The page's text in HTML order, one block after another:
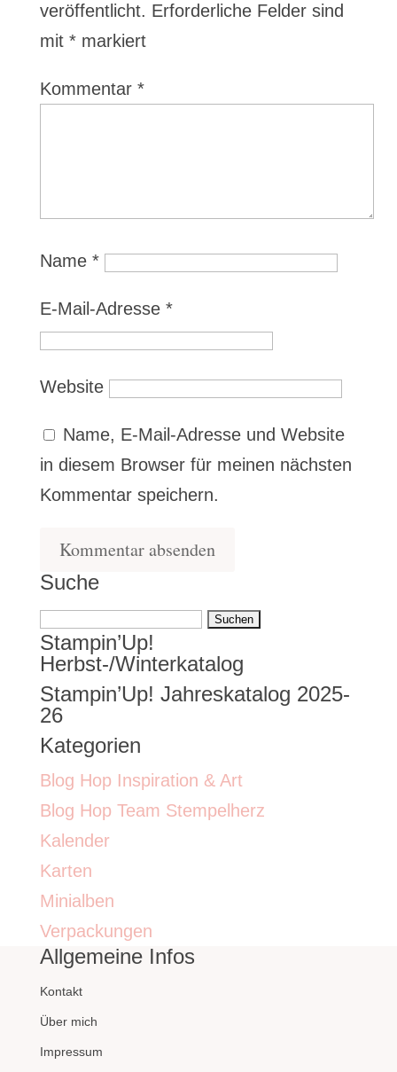
veröffentlicht. Erforderliche Felder sind
mit *markiert
Kommentar *
Name *
E-Mail-Adresse *
Website
Name, E-Mail-Adresse und Website
in diesem Browser für meinen nächsten
Kommentar speichern.
Suche
Suchen
nach:
Stampin’Up!
Herbst-/Winterkatalog
Stampin’Up! Jahreskatalog 2025-
26
Kategorien
Blog Hop Inspiration & Art
Blog Hop Team Stempelherz
Kalender
Karten
Minialben
Verpackungen
Allgemeine Infos
Kontakt
Über mich
Impressum